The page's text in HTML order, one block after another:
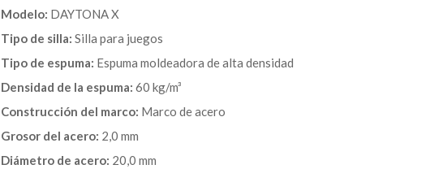
Modelo: DAYTONA X
Tipo de silla: Silla para juegos
Tipo de espuma: Espuma moldeadora de alta densidad
Densidad de la espuma: 60 kg/m³
Construcción del marco: Marco de acero
Grosor del acero: 2,0 mm
Diámetro de acero: 20,0 mm